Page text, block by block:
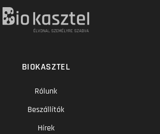
BIOKASZTEL
Rólunk
Beszállítók
Hírek